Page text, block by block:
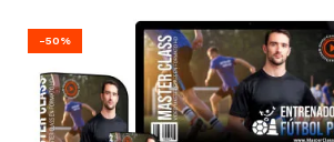
-50%